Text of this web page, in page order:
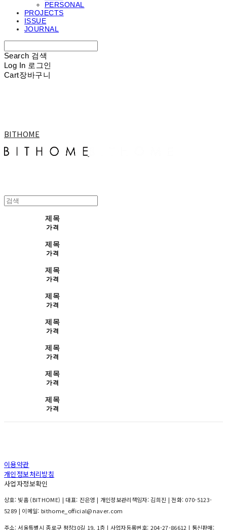
PERSONAL
PROJECTS
ISSUE
JOURNAL
Search 검색
Log In 로그인
Cart장바구니
BITHOME
제목
가격
제목
가격
제목
가격
제목
가격
제목
가격
제목
가격
제목
가격
제목
가격
이용약관
개인정보처리방침
사업자정보확인
상호: 빛홈 (BITHOME) | 대표: 진은영 | 개인정보관리책임자: 김희진 | 전화: 070-5123-
5289 | 이메일: bithome_official@naver.com
주소: 서울특별시 종로구 평창30길 19, 1층 | 사업자등록번호: 204-27-86612 | 통신판매: